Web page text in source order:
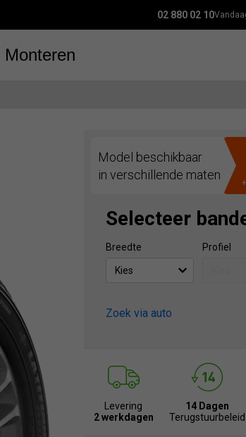
02 880 02 10
Monteren
Model beschikbaar
in verschillende maten
Selecteer
Breedte Profiel
Zoek via auto
Levering
2 werkdagen
14 Dagen
Terugstuurbeleid